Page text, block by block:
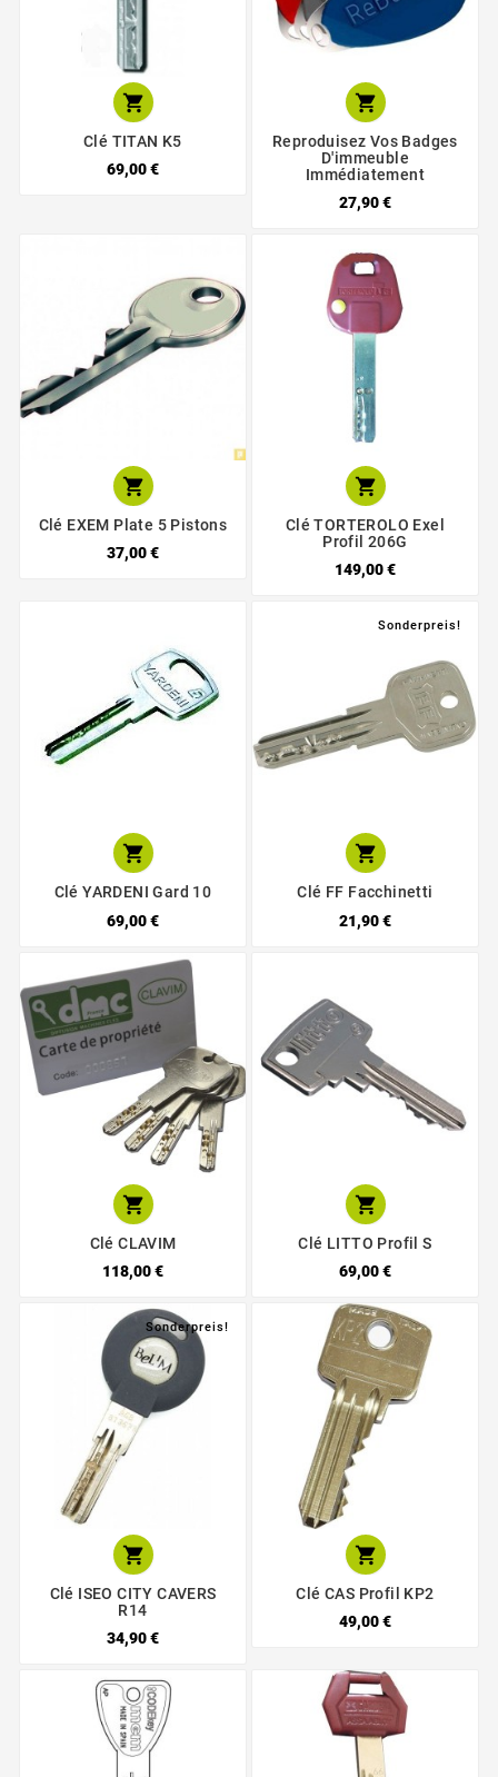

Clé TITAN K5
69,00 €

Reproduisez Vos Badges
D'immeuble
Immédiatement
27,90 €

Clé EXEM Plate 5 Pistons
37,00 €

Clé TORTEROLO Exel
Profil 206G
149,00 €

Clé YARDENI Gard 10
69,00 €
Sonderpreis!

Clé FF Facchinetti
21,90 €

Clé CLAVIM
118,00 €

Clé LITTO Profil S
69,00 €
Sonderpreis!

Clé ISEO CITY CAVERS
R14
34,90 €

Clé CAS Profil KP2
49,00 €